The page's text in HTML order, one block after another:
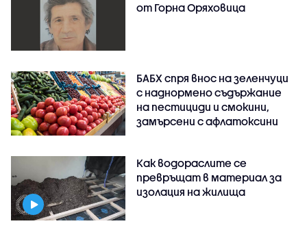
от Горна Оряховица
БАБХ спря внос на зеленчуци
с наднормено съдържание
на пестициди и смокини,
замърсени с афлатоксини
Как водораслите се
превръщат в материал за
изолация на жилища